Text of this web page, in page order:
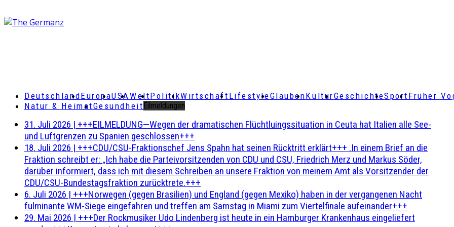
DeutschlandEuropaUSAWeltPolitikWirtschaft LifestyleGlaubenKulturGeschichteSport Früher
Natur & HeimatGesundheit Eilmeldungen
31. Juli 2026 | +++EILMELDUNG—Wegen der dramatischen Flüchtluingssituation in Ceuta hat Italien alle See-
und Luftgrenzen zu Spanien geschlossen+++
18. Juli 2026 | +++CDU/CSU-Fraktionschef Jens Spahn hat seinen Rücktritt erklärt+++ .In einem Brief an die
Fraktion schreibt er: „Ich habe die Parteivorsitzenden von CDU und CSU, Friedrich Merz und Markus Söder,
darüber informiert, dass ich mit diesem Schreiben an unsere Fraktion von meinem Amt als Vorsitzender der
CDU/CSU-Bundestagsfraktion zurücktrete.+++
6. Juli 2026 | +++Norwegen (gegen Brasilien) und England (gegen Mexiko) haben in der vergangenen Nacht
fulminante WM-Siege eingefahren und treffen am Samstag in Miami zum Viertelfinale aufeinander+++
29. Mai 2026 | +++Der Rockmusiker Udo Lindenberg ist heute in ein Hamburger Krankenhaus eingeliefert